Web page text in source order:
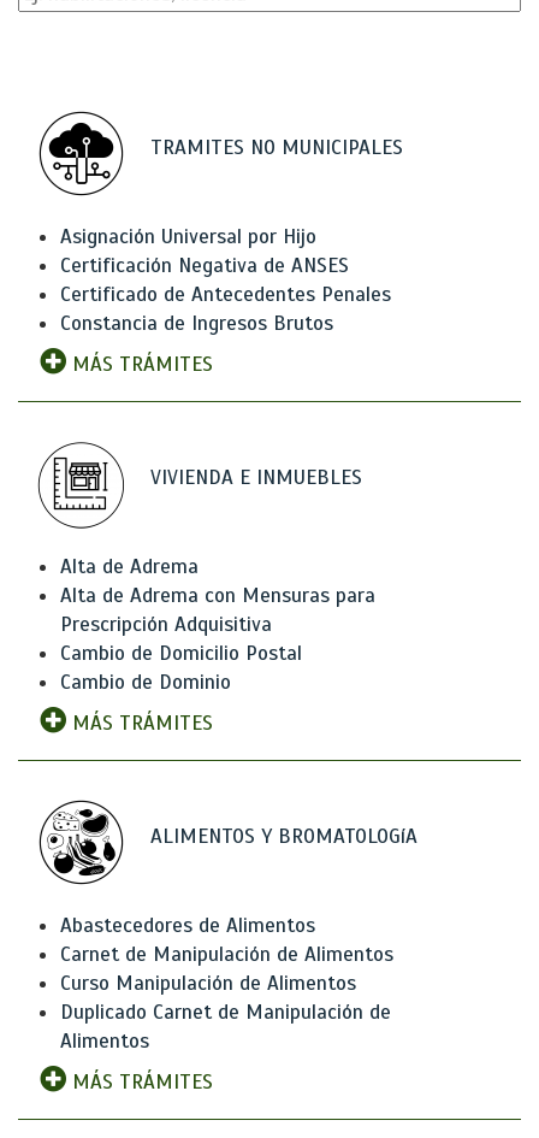
TRAMITES NO MUNICIPALES
Asignación Universal por Hijo
Certificación Negativa de ANSES
Certificado de Antecedentes Penales
Constancia de Ingresos Brutos
MÁS TRÁMITES
VIVIENDA E INMUEBLES
Alta de Adrema
Alta de Adrema con Mensuras para
Prescripción Adquisitiva
Cambio de Domicilio Postal
Cambio de Dominio
MÁS TRÁMITES
ALIMENTOS Y BROMATOLOGíA
Abastecedores de Alimentos
Carnet de Manipulación de Alimentos
Curso Manipulación de Alimentos
Duplicado Carnet de Manipulación de
Alimentos
MÁS TRÁMITES